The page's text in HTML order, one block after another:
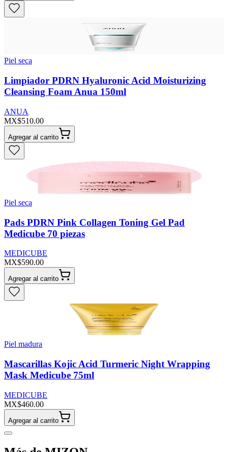
Piel seca
Limpiador PDRN Hyaluronic Acid Moisturizing
Cleansing Foam Anua 150ml
ANUA
MX$510.00
Agregar al carrito
Piel seca
Pads PDRN Pink Collagen Toning Gel Pad
Medicube 70 piezas
MEDICUBE
MX$590.00
Agregar al carrito
Piel madura
Mascarillas Kojic Acid Turmeric Night Wrapping
Mask Medicube 75ml
MEDICUBE
MX$460.00
Agregar al carrito